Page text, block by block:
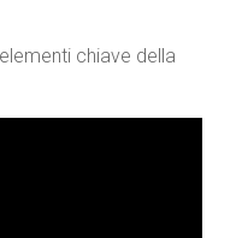
chiave della